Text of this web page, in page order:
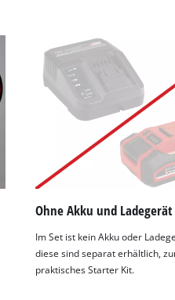
Ohne Akku und Ladegerät
Im Set ist kein Akku oder
diese sind separat erhältlich,
praktisches Starter Kit.